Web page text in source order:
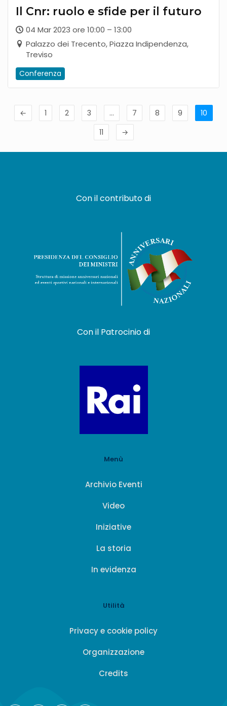
Il Cnr: ruolo e sfide per il futuro
04 Mar 2023 ore 10:00 – 13:00
Palazzo dei Trecento, Piazza Indipendenza,
Treviso
Conferenza
← 1 2 3 … 7 8 9
10
11
→
Con il contributo di
Con il Patrocinio di
Menù
Archivio Eventi
Video
Iniziative
La storia
In evidenza
Utilità
Privacy e cookie policy
Organizzazione
Credits